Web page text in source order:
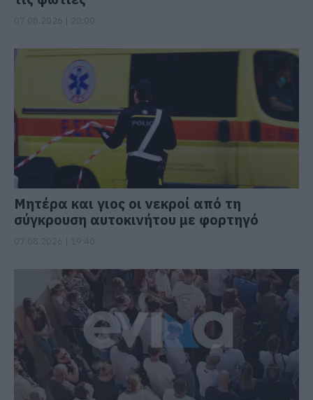
Μητέρα και γιος οι νεκροί από τη
σύγκρουση αυτοκινήτου με φορτηγό